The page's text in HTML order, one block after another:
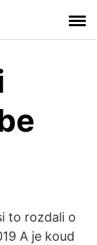
to rozdali o
A je koud